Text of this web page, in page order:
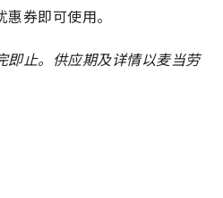
券即可使用。
即止。供应期及详情以麦当劳